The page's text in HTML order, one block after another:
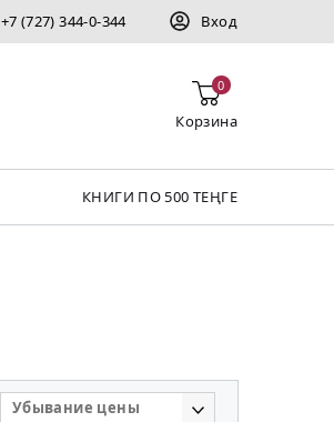
+7 (727) 344-0-344 Вход
0
Корзина
КНИГИ ПО 500 ТЕҢГЕ
Убывание цены